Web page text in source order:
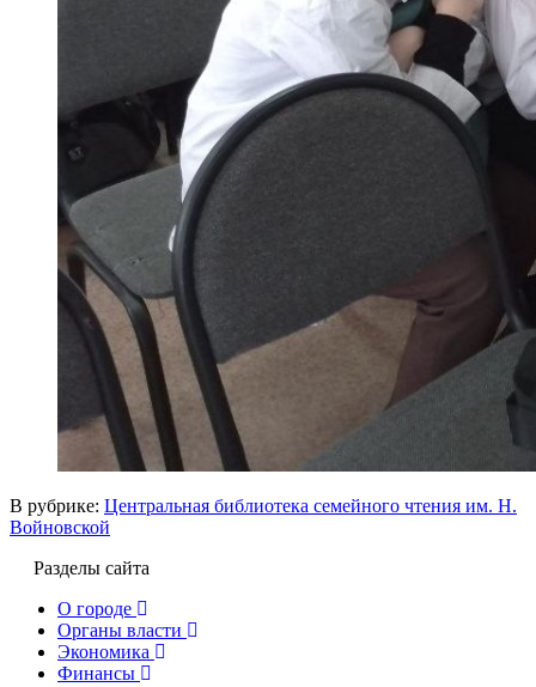
В рубрике: Центральная библиотека семейного чтения им. Н.
Войновской
Разделы сайта
О городе
Органы власти
Экономика
Финансы